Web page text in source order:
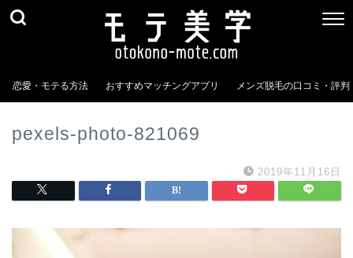
恋愛・モテる方法 おすすめマッチングアプリ メンズ脱毛の口コミ・評判
pexels-photo-821069
2019年11月16日